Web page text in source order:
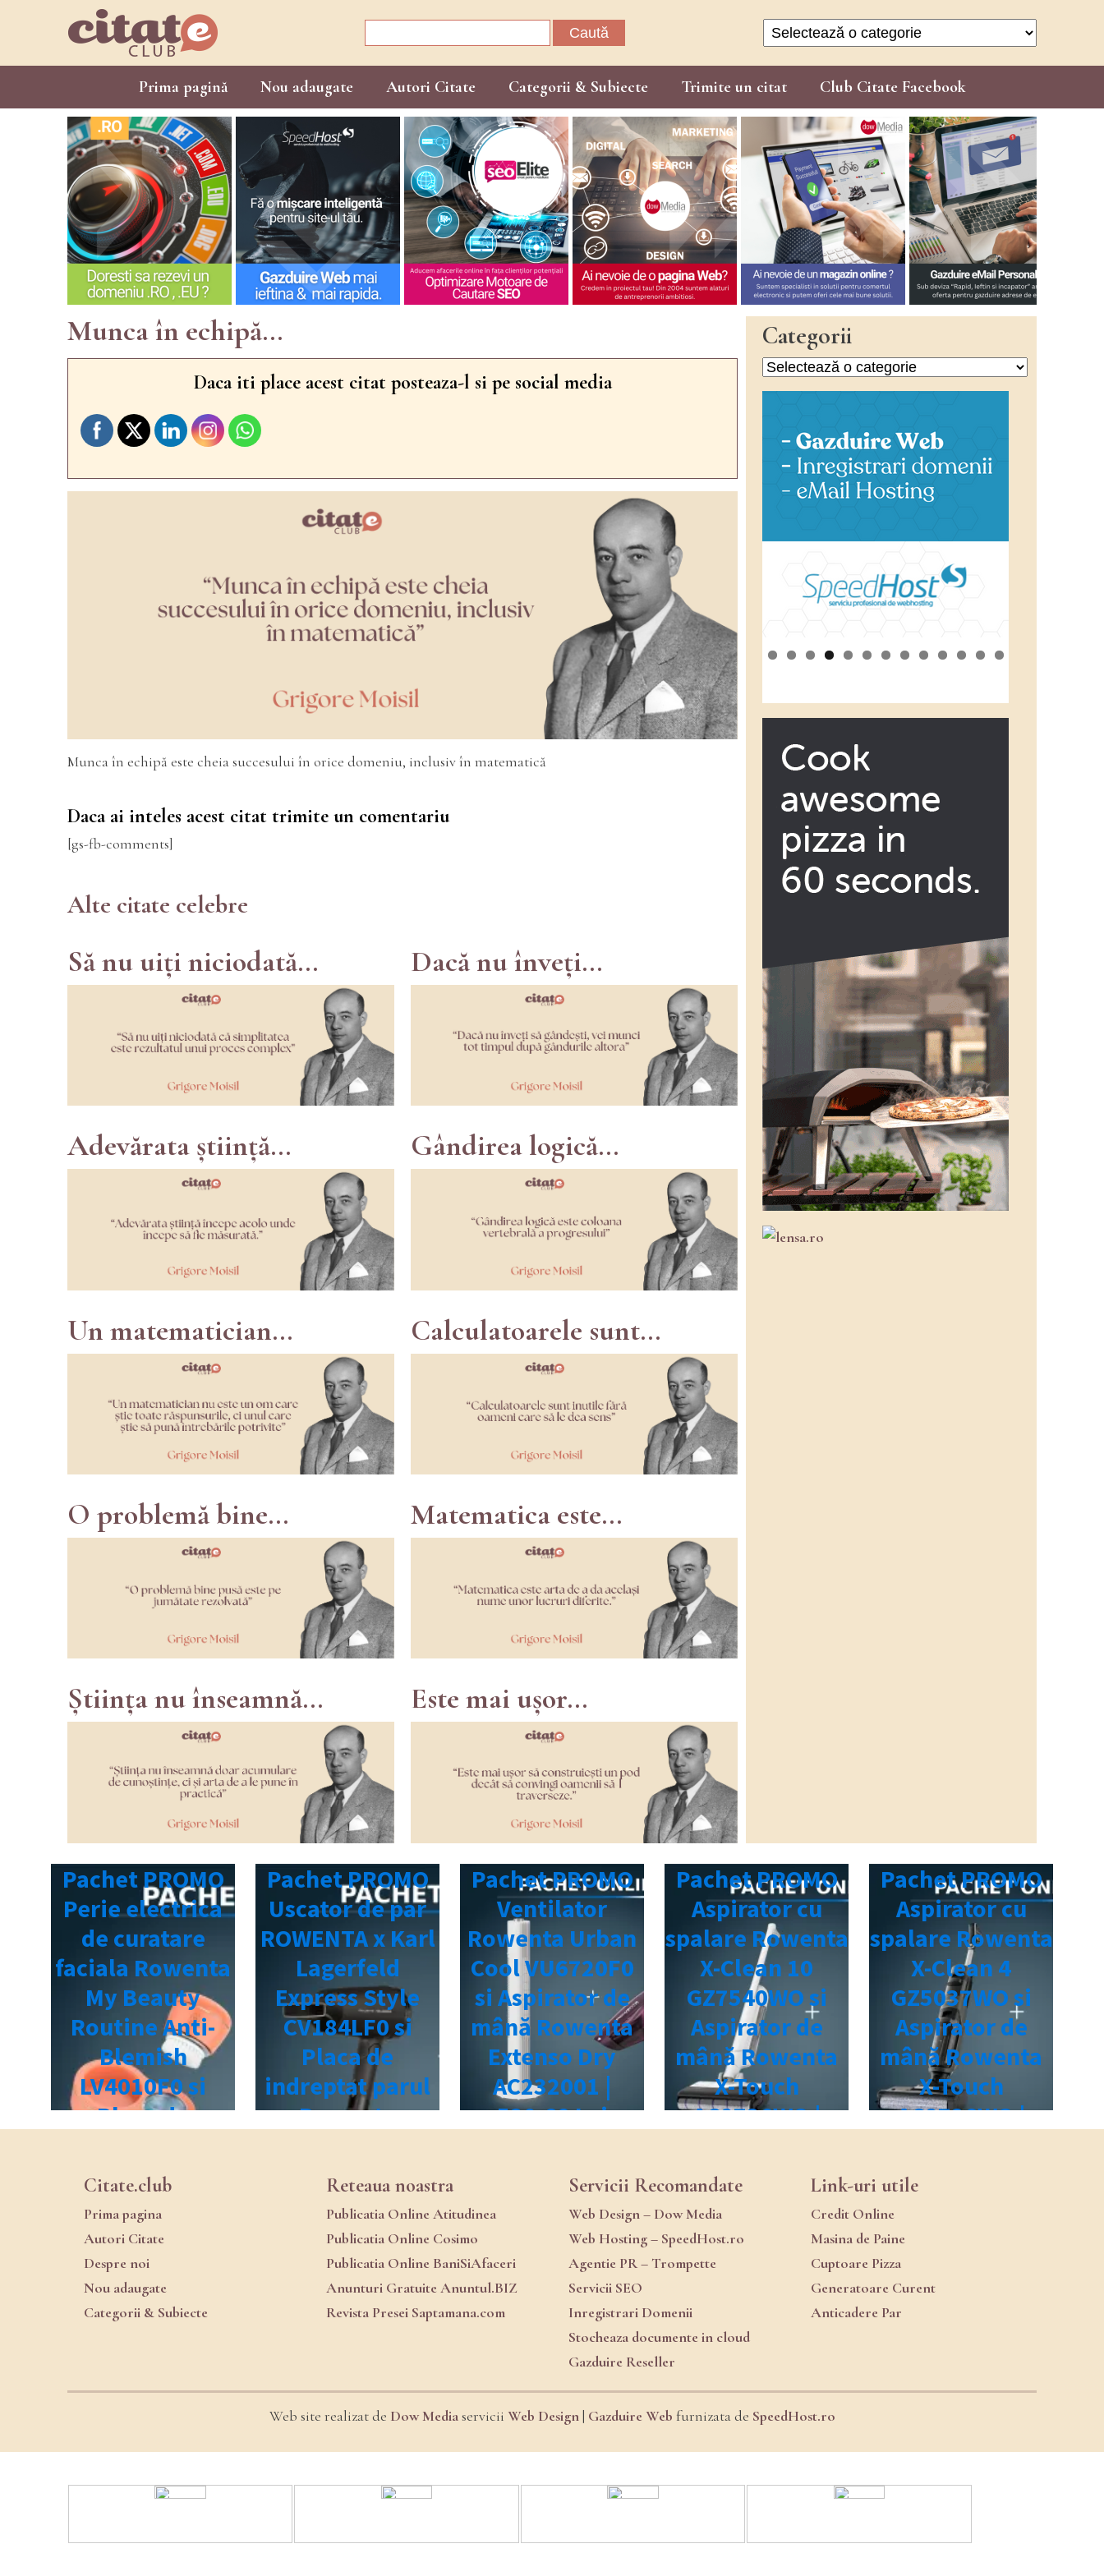
Categorii
Prima pagină Nou adaugate Autori Citate Categorii & Subiecte Trimite un citat Club Citate Facebook
Munca în echipă...
Daca iti place acest citat posteaza-l si pe social media
Munca în echipă este cheia succesului în orice domeniu, inclusiv în matematică
Daca ai inteles acest citat trimite un comentariu
[gs-fb-comments]
Alte citate celebre
Să nu uiți niciodată... Dacă nu înveți...
Adevărata știință... Gândirea logică...
Un matematician... Calculatoarele sunt...
O problemă bine... Matematica este...
Știința nu înseamnă... Este mai ușor...
Categorii
Categorii
Citate.club
Prima pagina
Autori Citate
Despre noi
Nou adaugate
Categorii & Subiecte
Reteaua noastra
Publicatia Online Atitudinea
Publicatia Online Cosimo
Publicatia Online BaniSiAfaceri
Anunturi Gratuite Anuntul.BIZ
Revista Presei Saptamana.com
Servicii Recomandate
Web Design – Dow Media
Web Hosting – SpeedHost.ro
Agentie PR – Trompette
Servicii SEO
Inregistrari Domenii
Stocheaza documente in cloud
Gazduire Reseller
Link-uri utile
Credit Online
Masina de Paine
Cuptoare Pizza
Generatoare Curent
Anticadere Par
Web site realizat de Dow Mediaservicii Web Design| Gazduire Web furnizata de SpeedHost.ro